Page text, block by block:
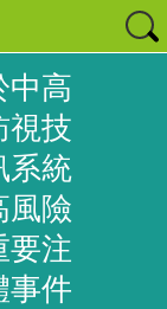
中高
視技
系統
風險
要注
事件